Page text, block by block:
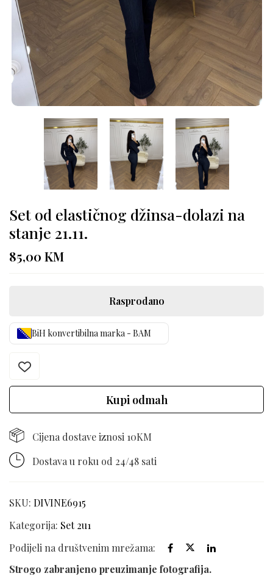
Set od elastičnog džinsa-dolazi na
stanje 21.11.
85,00 KM
Rasprodano
BiH konvertibilna marka - BAM
Kupi odmah
Cijena dostave iznosi 10KM
Dostava u roku od 24/48 sati
SKU: DIVINE6915
Kategorija: Set 2u1
Podijeli na društvenim mrežama:
Strogo zabranjeno preuzimanje fotografija.